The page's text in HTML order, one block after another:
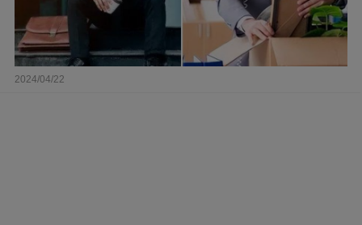
2024/04/22